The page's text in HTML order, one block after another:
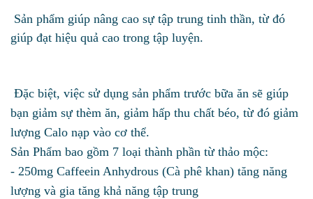
Sản phẩm giúp nâng cao sự tập trung tinh thần, từ đó
giúp đạt hiệu quả cao trong tập luyện.
Đặc biệt, việc sử dụng sản phẩm trước bữa ăn sẽ giúp
bạn giảm sự thèm ăn, giảm hấp thu chất béo, từ đó giảm
lượng Calo nạp vào cơ thể.
Sản Phẩm bao gồm 7 loại thành phần từ thảo mộc:
- 250mg Caffeein Anhydrous (Cà phê khan) tăng năng
lượng và gia tăng khả năng tập trung